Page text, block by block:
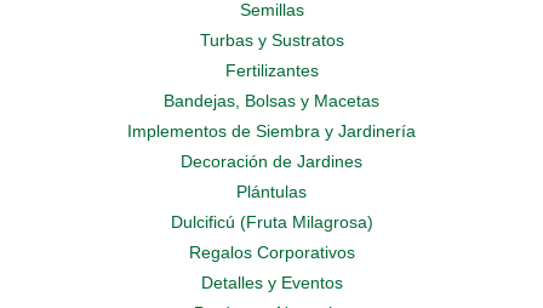
Semillas
Turbas y Sustratos
Fertilizantes
Bandejas, Bolsas y Macetas
Implementos de Siembra y Jardinería
Decoración de Jardines
Plántulas
Dulcificú (Fruta Milagrosa)
Regalos Corporativos
Detalles y Eventos